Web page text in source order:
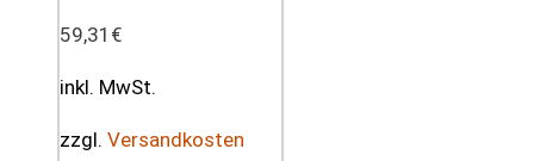
59,31 €
inkl. MwSt.
zzgl. Versandkosten